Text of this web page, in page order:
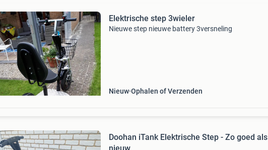
Elektrische step 3wieler
Nieuwe step nieuwe battery 3versneling
Nieuw Ophalen of Verzenden
Doohan iTank Elektrische Step - Zo goed als